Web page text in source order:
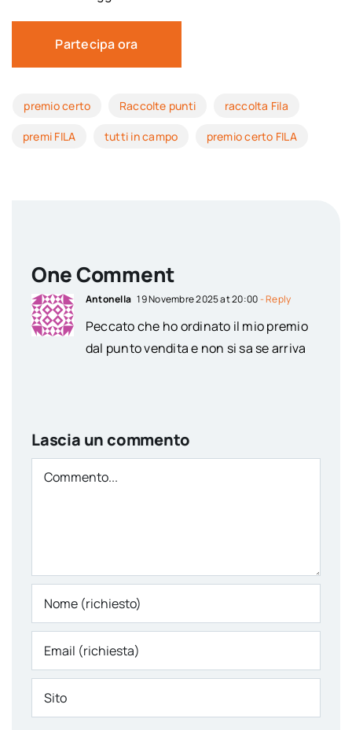
Partecipa ora
premio certo Raccolte punti raccolta Fila
premi FILA tutti in campo premio certo FILA
One Comment
Antonella 19 Novembre 2025 at 20:00- Reply
Peccato che ho ordinato il mio premio
dal punto vendita e non si sa se arriva
Lascia un commento
Comment